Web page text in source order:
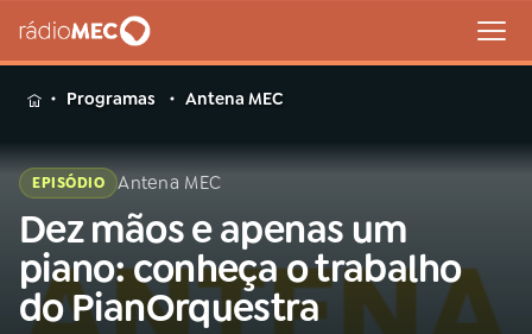
MENU
Buscar
na
Rádio
MEC
Buscar
Programas Antena MEC
EPISÓDIO Antena MEC
Dez mãos e apenas um
piano: conheça o trabalho
do PianOrquestra